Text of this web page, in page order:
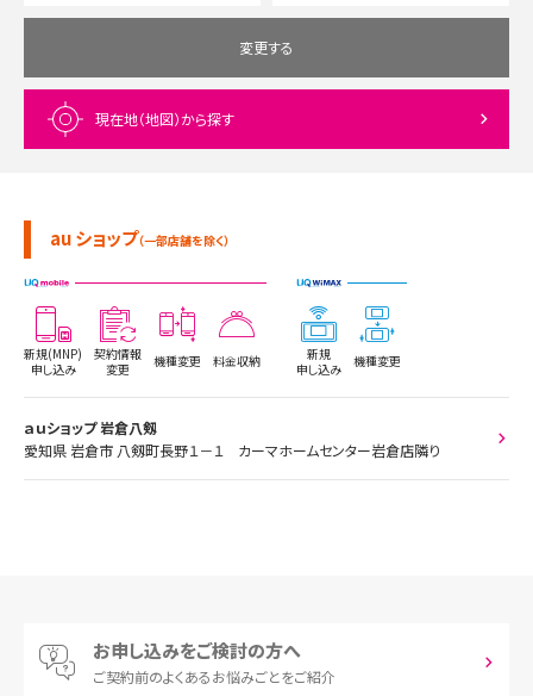
データチャージサイト
変更する
現在地（地図）から探す
au ショップ（一部店舗を除く）
新規(MNP)
申し込み
契約情報
変更
機種変更 料金収納
新規
申し込み
機種変更
ａｕショップ 岩倉八剱
愛知県 岩倉市 八剱町長野１－１ カーマホームセンター岩倉店隣り
お申し込みをご検討の方へ
ご契約前のよくあるお悩みごとをご紹介